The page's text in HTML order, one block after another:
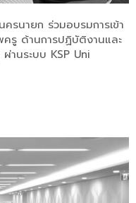
รนายก ร่วมอบรมการเข้า
ครู ด้านการปฏิบัติงานและ
านระบบ KSP Uni